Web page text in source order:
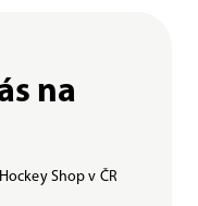
na
Shop v ČR